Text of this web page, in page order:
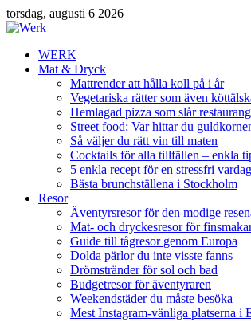
torsdag, augusti 6 2026
WERK
Mat & Dryck
Mattrender att hålla koll på i år
Vegetariska rätter som även
Hemlagad pizza som slår
Street food: Var hittar du
Så väljer du rätt vin till maten
Cocktails för alla tillfällen – enkla
5 enkla recept för en stressfri vardag
Bästa brunchställena i Stockholm
Resor
Äventyrsresor för den modige
Mat- och dryckesresor för
Guide till tågresor genom Europa
Dolda pärlor du inte visste fanns
Drömstränder för sol och bad
Budgetresor för äventyraren
Weekendstäder du måste besöka
Mest Instagram-vänliga platserna i